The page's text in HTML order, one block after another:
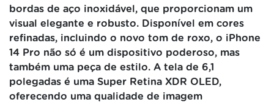
bordas de aço inoxidável, que proporcionam um
visual elegante e robusto. Disponível em cores
refinadas, incluindo o novo tom de roxo, o iPhone
14 Pro não só é um dispositivo poderoso, mas
também uma peça de estilo. A tela de 6,1
polegadas é uma Super Retina XDR OLED,
oferecendo uma qualidade de imagem